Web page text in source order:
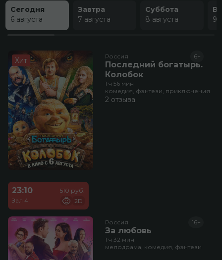
Сегодня
6 августа
Завтра
7 августа
Суббота
8 августа
9
Хит Россия
Последний богатырь.
Колобок
6+
1 ч 56 мин
комедия, фэнтези, приключения
2 отзыва
23:10
Зал 4
510 руб.
2D
Россия
За любовь
16+
1 ч 32 мин
мелодрама, комедия, фэнтези